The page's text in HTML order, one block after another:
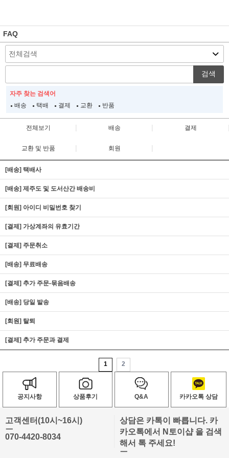
FAQ
검색
자주 찾는 검색어
배송
택배 결제 교환 반품
전체보기 | 배송 | 결제
교환 및 반품 | 회원 |
[배송] 택배사
[배송] 제주도 및 도서산간 배송비
[회원] 아이디 비밀번호 찾기
[결제] 가상계좌의 유효기간
[결제] 주문취소
[배송] 무료배송
[결제] 추가 주문-묶음배송
[배송] 당일 발송
[회원] 탈퇴
[결제] 추가 주문과 결제
1 2
공지사항 상품후기 Q&A 카카오톡 상담
고객센터(10시~16시)
ㅡ
070-4420-8034
상담은 카톡이 빠릅니다. 카
카오톡에서 N토이샵 을 검색
해서 톡 주세요!
ㅡ